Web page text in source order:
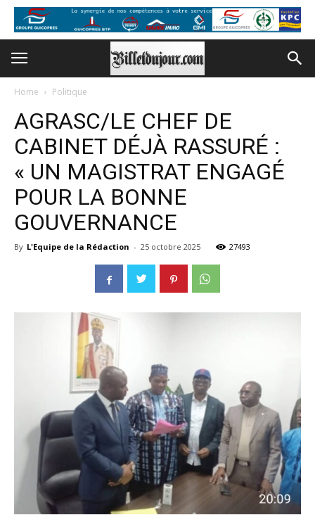
Home Politique
AGRASC/LE CHEF DE
CABINET DÉJÀ RASSURÉ :
« UN MAGISTRAT ENGAGÉ
POUR LA BONNE
GOUVERNANCE
By L'Equipe de la Rédaction - 25 octobre 2025 27493